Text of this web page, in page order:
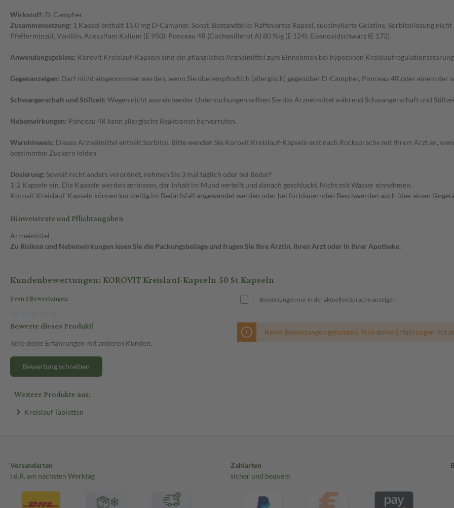
Wirkstoff: D-Campher.
Zusammensetzung: 1 Kapsel enthält 15,0 mg D-Campher. Sonst. Bestandteile: Raffiniertes Rapsöl, succinylierte Gelatine, Sorbitollösung
Pfefferminzöl, Vanillin, Acesulfam Kalium (E 950), Ponceau 4R (Cochenillerot A) 80 %ig (E 124), Eisenoxidschwarz (E 172).
Anwendungsgebiete: Korovit Kreislauf-Kapseln sind ein pflanzliches Arzneimittel zum Einnehmen bei hypotonen
Gegenanzeigen: Darf nicht eingenommen werden, wenn Sie überempfindlich (allergisch) gegenüber D-Campher, Ponceau 4R oder einem der
Schwangerschaft und Stillzeit: Wegen nicht ausreichender Untersuchungen sollten Sie das Arzneimittel während Schwangerschaft und
Nebenwirkungen: Ponceau 4R kann allergische Reaktionen hervorrufen.
Warnhinweis: Dieses Arzneimittel enthält Sorbitol. Bitte wenden Sie Korovit Kreislauf-Kapseln erst nach Rücksprache mit Ihrem Arzt an,
bestimmten Zuckern leiden.
Dosierung: Soweit nicht anders verordnet, nehmen Sie 3 mal täglich oder bei Bedarf
1-2 Kapseln ein. Die Kapseln werden zerbissen, der Inhalt im Mund verteilt und danach geschluckt. Nicht mit Wasser einnehmen.
Korovit Kreislauf-Kapseln können kurzzeitig im Bedarfsfall angewendet werden oder bei fortdauernden Beschwerden auch über einen
Hinweistexte und Pflichtangaben
Arzneimittel
Zu Risiken und Nebenwirkungen lesen Sie die Packungsbeilage und fragen Sie Ihre Ärztin, Ihren Arzt oder in Ihrer Apotheke.
Kundenbewertungen: KOROVIT Kreislauf-Kapseln 50 St Kapseln
0 von 0 Bewertungen
Bewerte dieses Produkt!
Teile deine Erfahrungen mit anderen Kunden.
Bewertung schreiben
Bewertungen nur in der aktuellen Sprache anzeigen.
Keine Bewertungen gefunden. Teile deine Erfahrungen mit
Weitere Produkte aus:
Kreislauf Tabletten
Versandarten
i.d.R. am nächsten Werktag
Zahlarten
sicher und bequem